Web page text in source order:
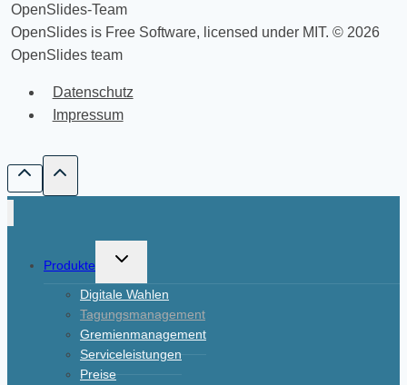
OpenSlides-Team
OpenSlides is Free Software, licensed under MIT. © 2026
OpenSlides team
Datenschutz
Impressum
Produkte
Untermenü
umschalten
Digitale Wahlen
Tagungsmanagement
Gremienmanagement
Serviceleistungen
Preise